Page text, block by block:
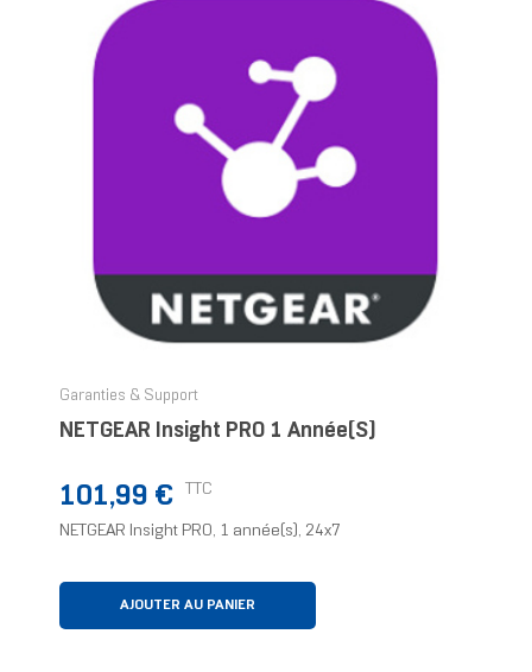
Garanties & Support
NETGEAR Insight PRO 1 Année(s)
Prix
101,99 € TTC
NETGEAR Insight PRO, 1 année(s), 24x7
AJOUTER AU PANIER